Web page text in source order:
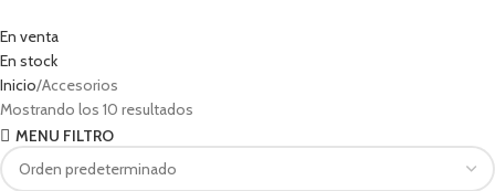
En venta
En stock
Inicio Accesorios
Mostrando los 10 resultados
MENU FILTRO